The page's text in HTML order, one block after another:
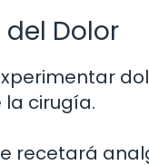
del Dolor
cirugía.
recetará